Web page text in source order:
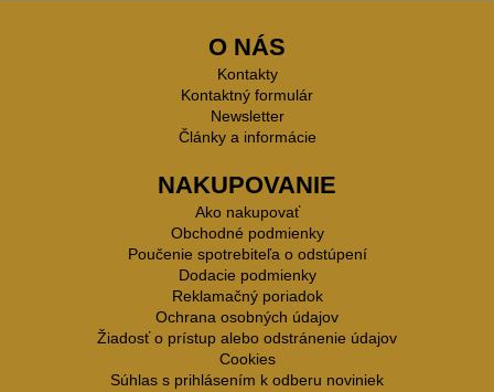
O NÁS
Kontakty
Kontaktný formulár
Newsletter
Články a informácie
NAKUPOVANIE
Ako nakupovať
Obchodné podmienky
Poučenie spotrebiteľa o odstúpení
Dodacie podmienky
Reklamačný poriadok
Ochrana osobných údajov
Žiadosť o prístup alebo odstránenie údajov
Cookies
Súhlas s prihlásením k odberu noviniek